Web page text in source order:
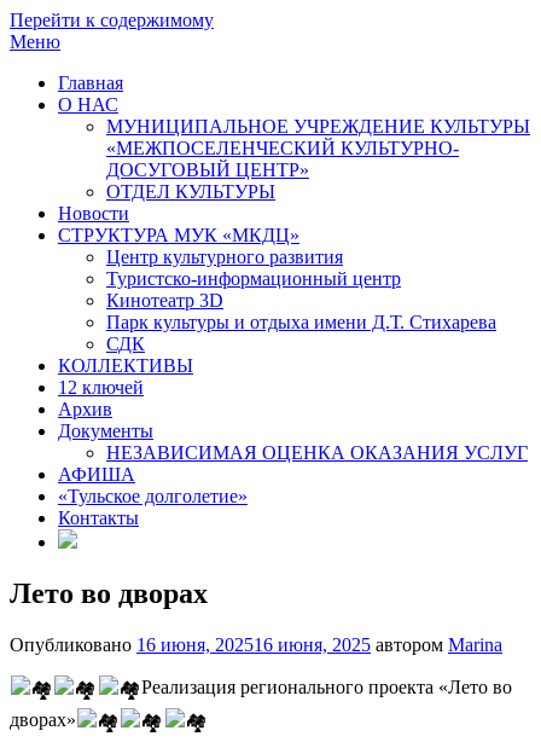
Перейти к содержимому
Меню
Главная
О НАС
МУНИЦИПАЛЬНОЕ УЧРЕЖДЕНИЕ КУЛЬТУРЫ
«МЕЖПОСЕЛЕНЧЕСКИЙ КУЛЬТУРНО-
ДОСУГОВЫЙ ЦЕНТР»
ОТДЕЛ КУЛЬТУРЫ
Новости
СТРУКТУРА МУК «МКДЦ»
Центр культурного развития
Туристско-информационный центр
Кинотеатр 3D
Парк культуры и отдыха имени Д.Т. Стихарева
СДК
КОЛЛЕКТИВЫ
12 ключей
Архив
Документы
НЕЗАВИСИМАЯ ОЦЕНКА ОКАЗАНИЯ УСЛУГ
АФИША
«Тульское долголетие»
Контакты
Лето во дворах
Опубликовано 16 июня, 202516 июня, 2025 автором Marina
Реализация регионального проекта «Лето во
дворах»